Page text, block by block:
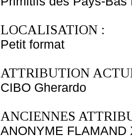
LOCALISATION :
Petit format
ATTRIBUTION
CIBO Gherardo
ANCIENNES
ANONYME FLAMAND